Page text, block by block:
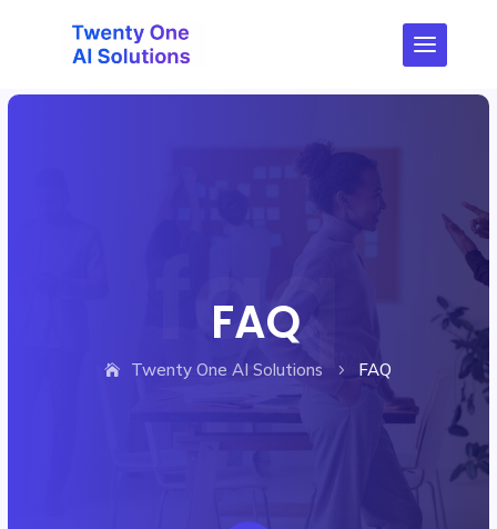
FAQ
Twenty One AI Solutions 5 FAQ